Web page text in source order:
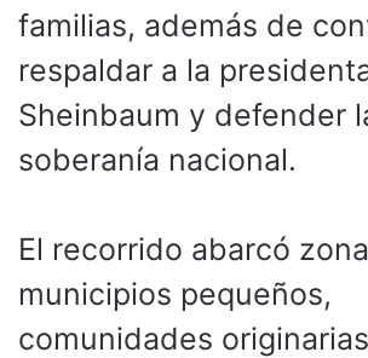
familias, además de
respaldar a la
Sheinbaum y defender
soberanía nacional.
El recorrido abarcó
municipios pequeños,
comunidades